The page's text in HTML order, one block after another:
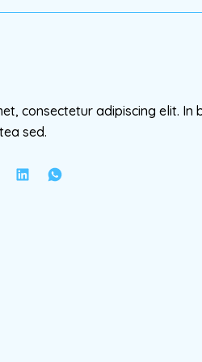
consectetur adipiscing elit. In
sed.